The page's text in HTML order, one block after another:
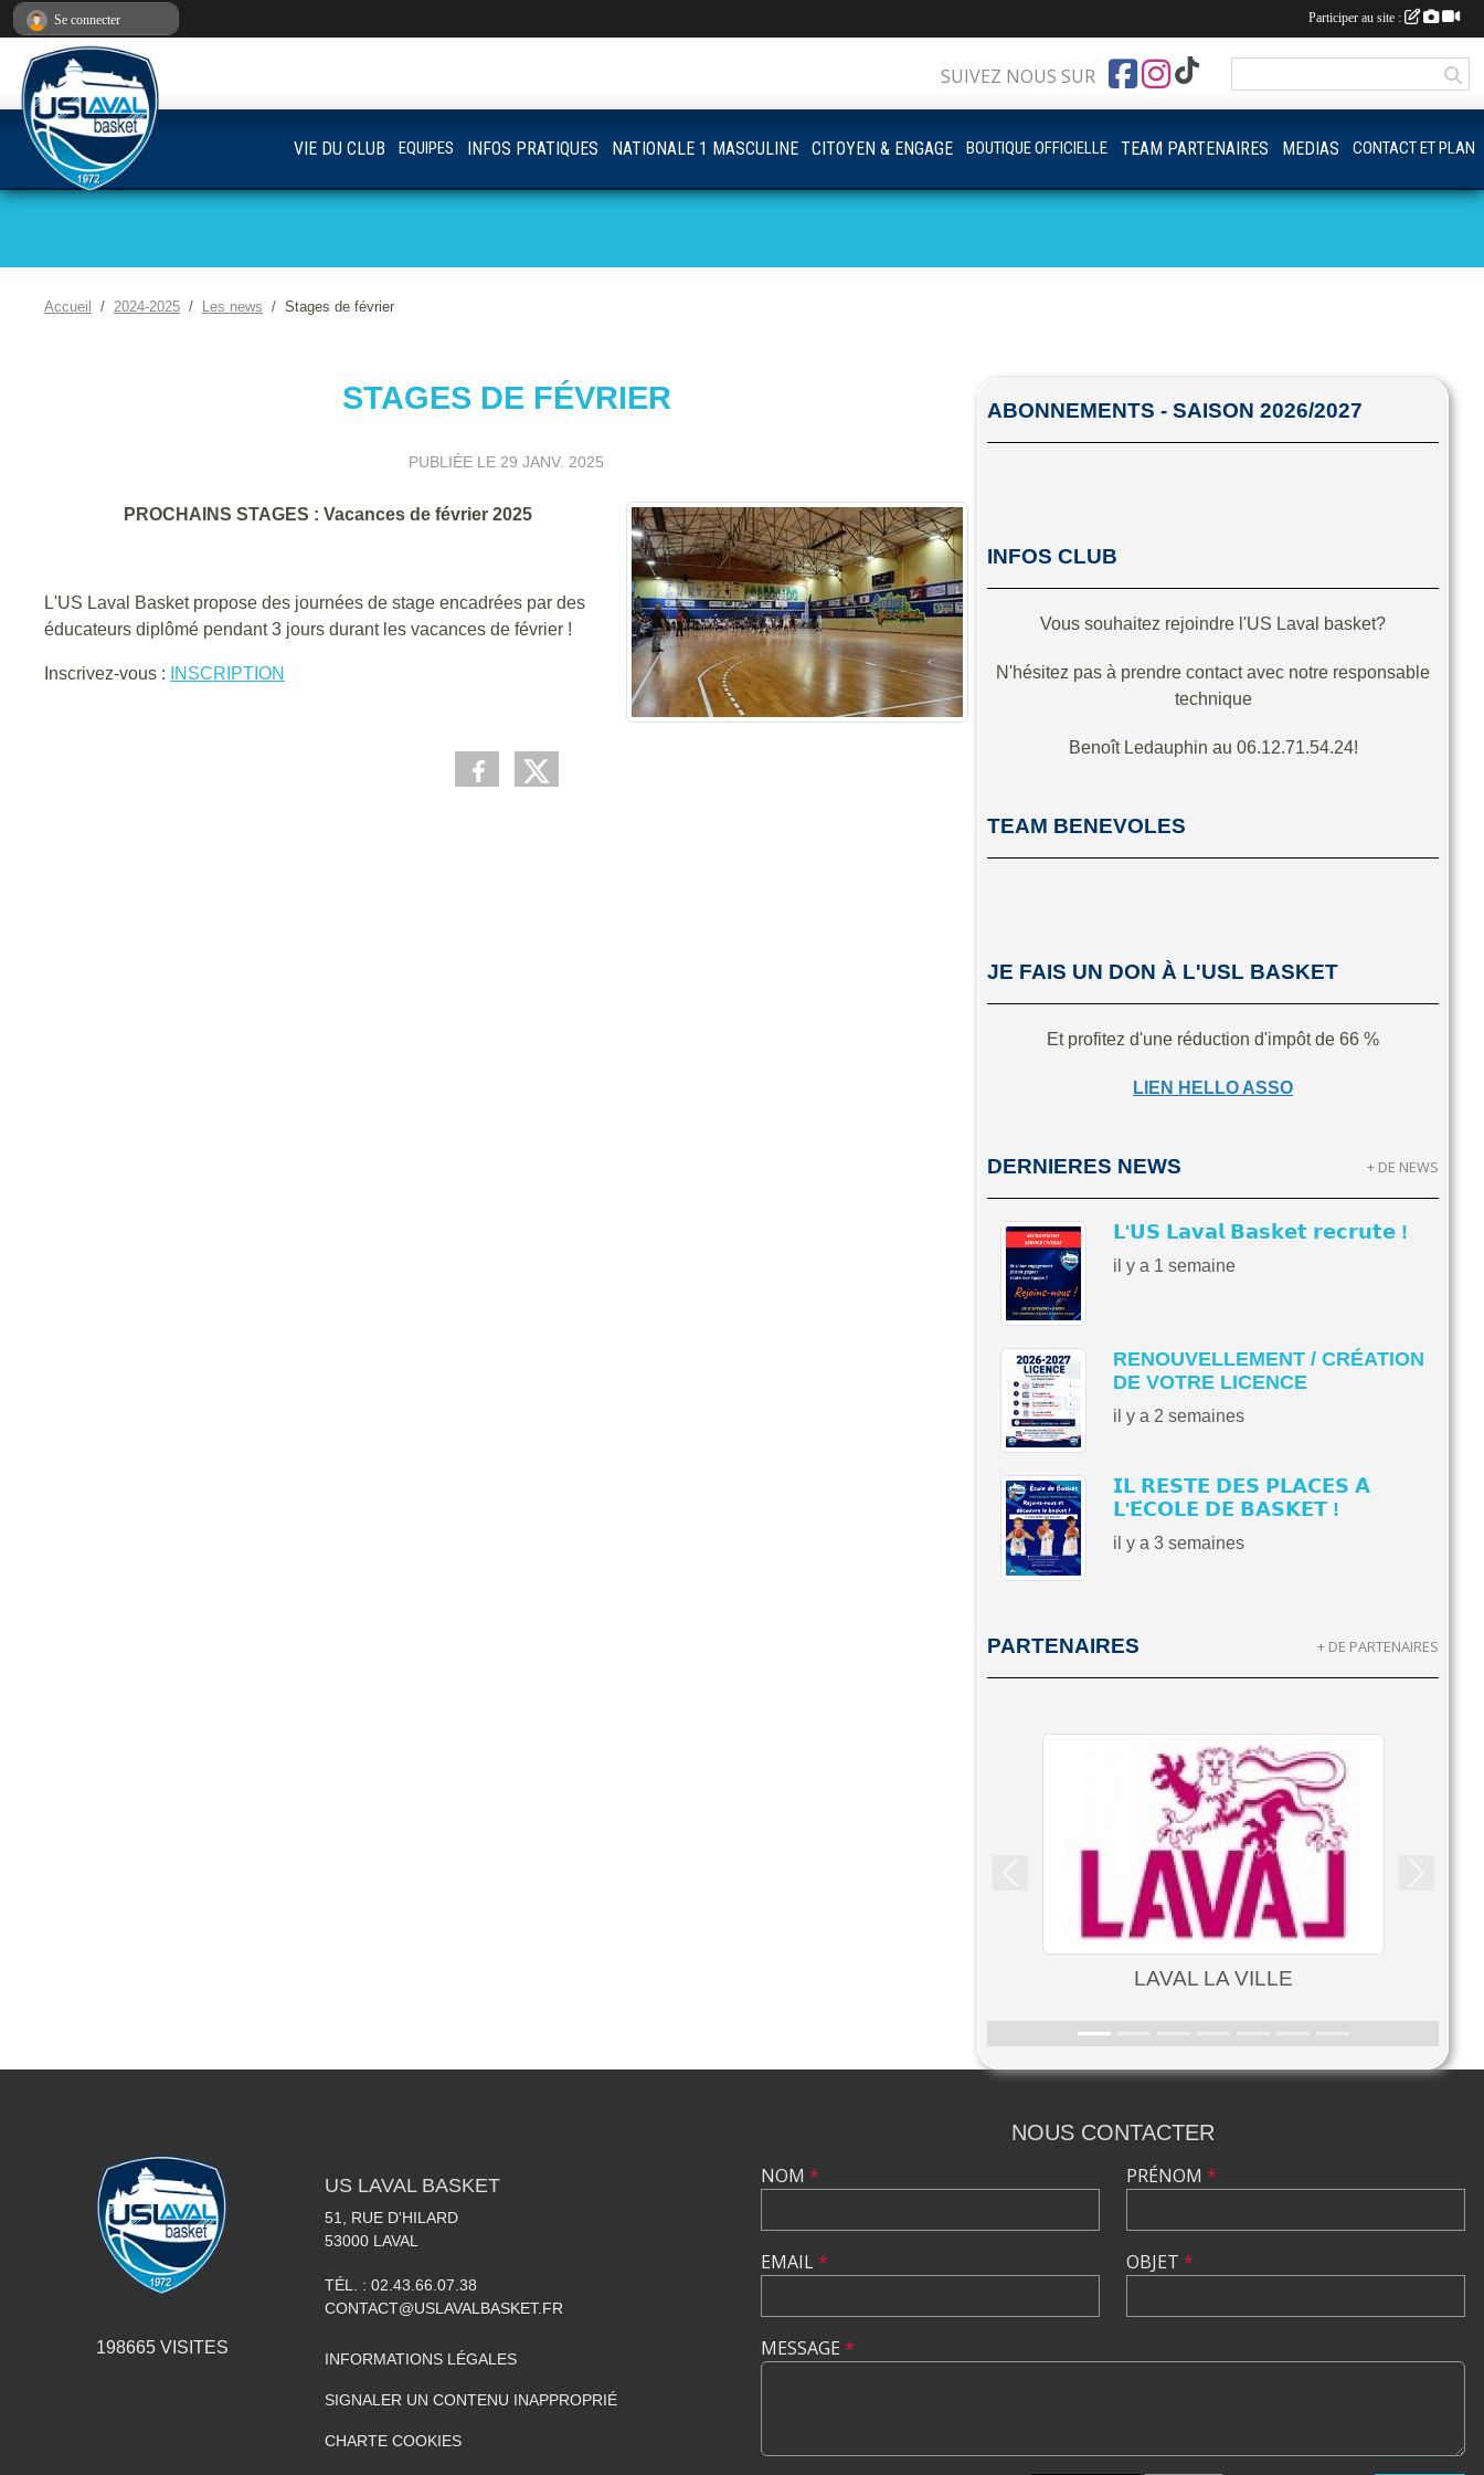
Accueil 2024-2025 Les news Stages de février
STAGES DE FÉVRIER
PUBLIÉE LE 29 JANV. 2025
PROCHAINS STAGES : Vacances de février 2025
L'US Laval Basket propose des journées de stage encadrées par des
éducateurs diplômé pendant 3 jours durant les vacances de février !
Inscrivez-vous : INSCRIPTION
ABONNEMENTS - SAISON 2026/2027
INFOS CLUB
Vous souhaitez rejoindre l'US Laval basket?
N'hésitez pas à prendre contact avec notre responsable
technique
Benoît Ledauphin au 06.12.71.54.24!
TEAM BENEVOLES
JE FAIS UN DON À L'USL BASKET
Et profitez d'une réduction d'impôt de 66 %
LIEN HELLO ASSO
DERNIERES NEWS
𝗟'𝗨𝗦 𝗟𝗮𝘃𝗮𝗹 𝗕𝗮𝘀𝗸𝗲𝘁 𝗿𝗲𝗰𝗿𝘂𝘁𝗲 !
il y a 1 semaine
RENOUVELLEMENT / CRÉATION
DE VOTRE LICENCE
il y a 2 semaines
𝗜𝗟 𝗥𝗘𝗦𝗧𝗘 𝗗𝗘𝗦 𝗣𝗟𝗔𝗖𝗘𝗦 𝗔̀
𝗟'𝗘́𝗖𝗢𝗟𝗘 𝗗𝗘 𝗕𝗔𝗦𝗞𝗘𝗧 !
il y a 3 semaines
+ DE NEWS
PARTENAIRES
LAVAL LA VILLE
+ DE PARTENAIRES
SUIVEZ NOUS SUR
VIE DU CLUB EQUIPES INFOS PRATIQUES NATIONALE 1 MASCULINE CITOYEN & ENGAGE BOUTIQUE OFFICIELLE TEAM PARTENAIRES MEDIAS CONTACT ET PLAN
198665 VISITES
US LAVAL BASKET
51, RUE D'HILARD
53000 LAVAL
TÉL. : 02.43.66.07.38
CONTACT@USLAVALBASKET.FR
INFORMATIONS LÉGALES
SIGNALER UN CONTENU INAPPROPRIÉ
CHARTE COOKIES
NOUS CONTACTER
NOM *
EMAIL*
PRÉNOM *
OBJET *
MESSAGE *
Se connecter Participer au site :
Panneau de gestion des cookies